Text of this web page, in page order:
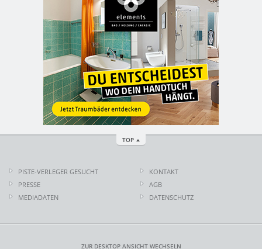
TOP
PISTE-VERLEGER GESUCHT
PRESSE
MEDIADATEN
KONTAKT
AGB
DATENSCHUTZ
ZUR DESKTOP ANSICHT WECHSELN